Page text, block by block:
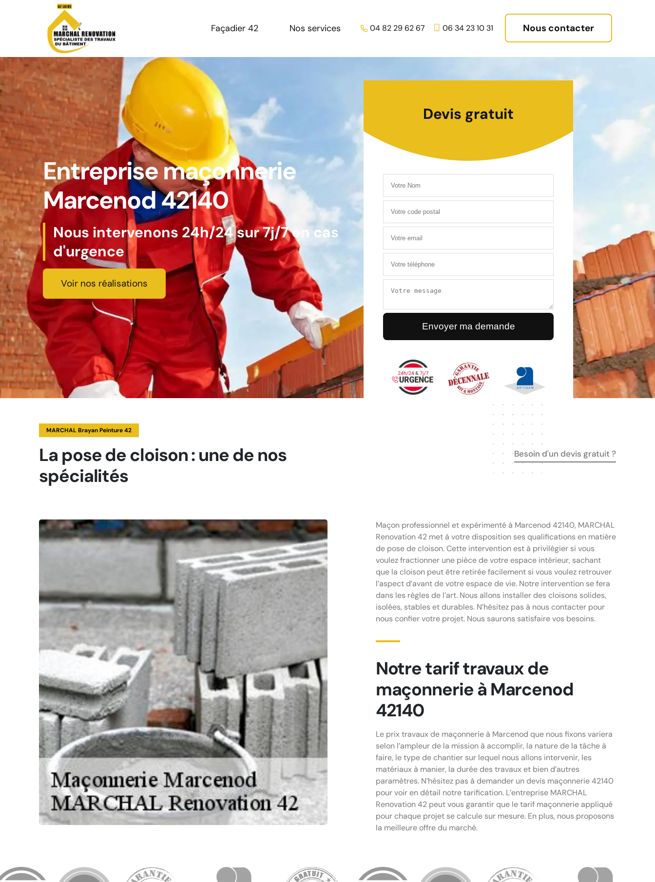
Façadier 42 Nos services 04 82 29 62 67 06 34 23 10 31 Nous contacter
Entreprise maçonnerie
Marcenod 42140
Nous intervenons 24h/24 sur 7j/7 en cas
d'urgence
Voir nos réalisations
Devis gratuit
MARCHAL Brayan Peinture 42
La pose de cloison : une de nos
spécialités
Besoin d'un devis gratuit ?
Maçon professionnel et expérimenté à Marcenod 42140, MARCHAL
Renovation 42 met à votre disposition ses qualifications en matière
de pose de cloison. Cette intervention est à privilégier si vous
voulez fractionner une pièce de votre espace intérieur, sachant
que la cloison peut être retirée facilement si vous voulez retrouver
l’aspect d’avant de votre espace de vie. Notre intervention se fera
dans les règles de l’art. Nous allons installer des cloisons solides,
isolées, stables et durables. N’hésitez pas à nous contacter pour
nous confier votre projet. Nous saurons satisfaire vos besoins.
Notre tarif travaux de
maçonnerie à Marcenod
42140
Le prix travaux de maçonnerie à Marcenod que nous fixons variera
selon l’ampleur de la mission à accomplir, la nature de la tâche à
faire, le type de chantier sur lequel nous allons intervenir, les
matériaux à manier, la durée des travaux et bien d’autres
paramètres. N’hésitez pas à demander un devis maçonnerie 42140
pour voir en détail notre tarification. L’entreprise MARCHAL
Renovation 42 peut vous garantir que le tarif maçonnerie appliqué
pour chaque projet se calcule sur mesure. En plus, nous proposons
la meilleure offre du marché.